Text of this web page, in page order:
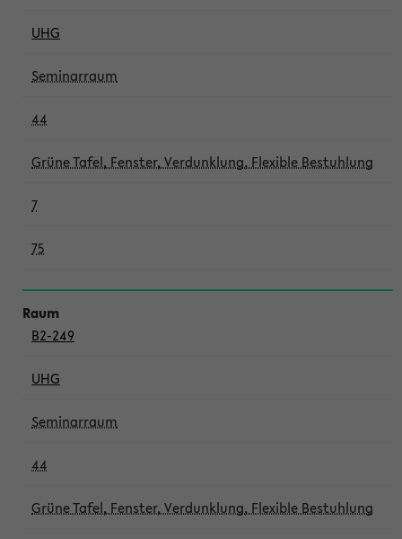
UHG
Seminarraum
44
Grüne Tafel, Fenster, Verdunklung, Flexible Bestuhlung
7
75
B2-249
UHG
Seminarraum
44
Grüne Tafel, Fenster, Verdunklung, Flexible Bestuhlung